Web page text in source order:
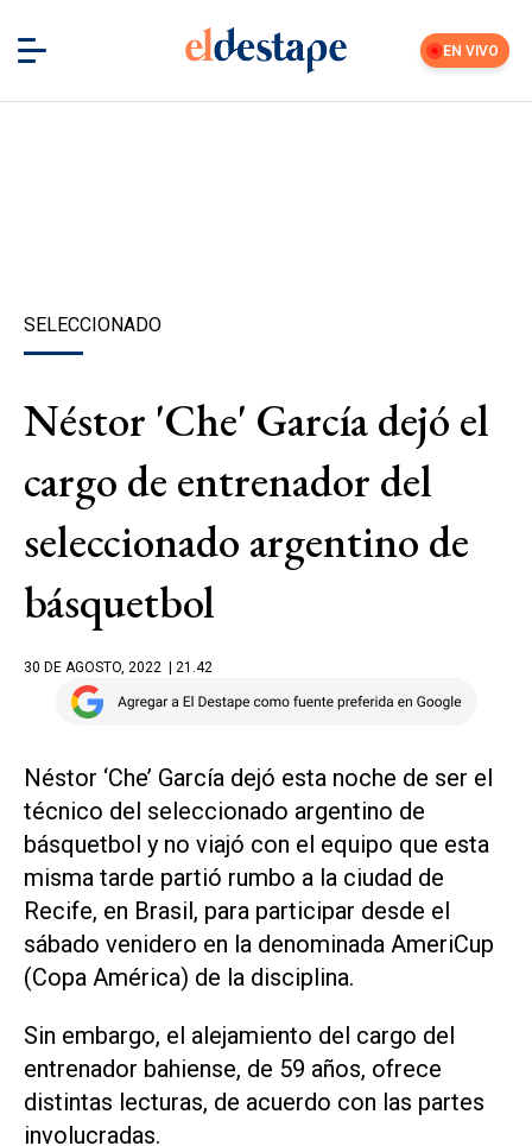
EN VIVO
SELECCIONADO
Néstor 'Che' García dejó el
cargo de entrenador del
seleccionado argentino de
básquetbol
30 DE AGOSTO, 2022 | 21.42
Néstor ‘Che’ García dejó esta noche de ser el
técnico del seleccionado argentino de
básquetbol y no viajó con el equipo que esta
misma tarde partió rumbo a la ciudad de
Recife, en Brasil, para participar desde el
sábado venidero en la denominada AmeriCup
(Copa América) de la disciplina.
Sin embargo, el alejamiento del cargo del
entrenador bahiense, de 59 años, ofrece
distintas lecturas, de acuerdo con las partes
involucradas.